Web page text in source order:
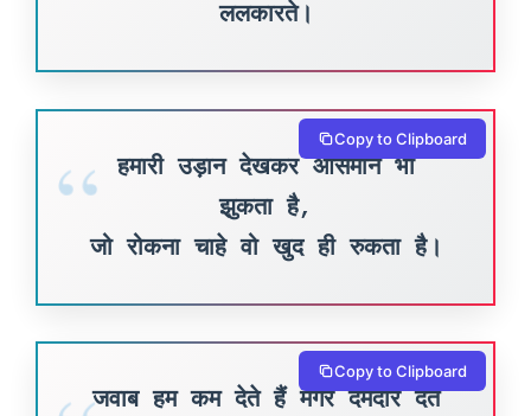
ललकारते।
हमारी उड़ान देखकर आसमान भी
झुकता है,
जो रोकना चाहे वो खुद ही रुकता है।
Copy to Clipboard
जवाब हम कम देते हैं मगर दमदार देते
Copy to Clipboard